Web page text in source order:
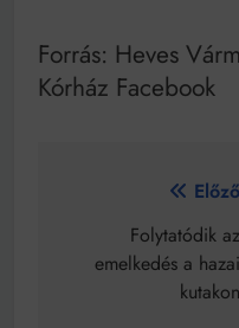
Forrás: Heves
Kórház Facebook
Bejegyzés
navigáció
Előző
Folytatódik az
emelkedés a hazai
kutakon